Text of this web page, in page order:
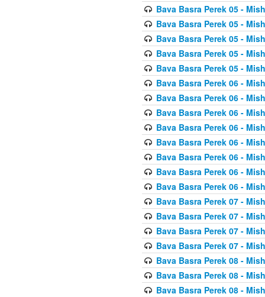
Bava Basra Perek 05 -
Bava Basra Perek 05 -
Bava Basra Perek 05 -
Bava Basra Perek 05 -
Bava Basra Perek 05 -
Bava Basra Perek 06 -
Bava Basra Perek 06 -
Bava Basra Perek 06 -
Bava Basra Perek 06 -
Bava Basra Perek 06 -
Bava Basra Perek 06 -
Bava Basra Perek 06 -
Bava Basra Perek 06 -
Bava Basra Perek 07 -
Bava Basra Perek 07 -
Bava Basra Perek 07 -
Bava Basra Perek 07 -
Bava Basra Perek 08 -
Bava Basra Perek 08 -
Bava Basra Perek 08 -